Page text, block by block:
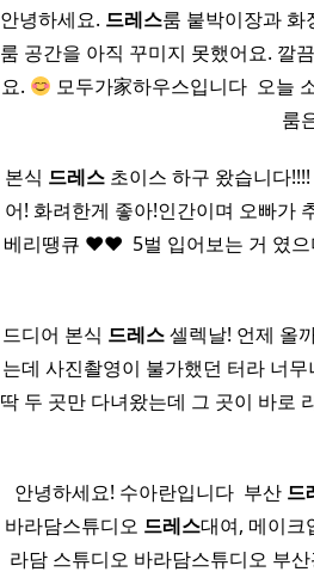
안녕하세요. 드레스룸 붙박이장과 화
룸 공간을 아직 꾸미지 못했어요. 깔
요.
모두가家하우스입니다 ​ 오늘
룸
​ 본식 드레스 초이스 하구 왔습니다
어! 화려한게 좋아!인간이며 오빠가
베리땡큐 ♥♥ ​ 5벌 입어보는 거 였으
드디어 본식 드레스셀렉날! 언제 올
는데 사진촬영이 불가했던 터라 너
딱 두 곳만 다녀왔는데 그 곳이 바로
​ ​ 안녕하세요! 수아란입니다 ​ 부산 드
바라담스튜디오 드레스대여, 메이크
라담 스튜디오 바라담스튜디오 부